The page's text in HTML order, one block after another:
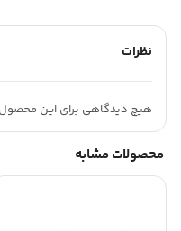
نظرات
هیچ دیدگاهی برای این
محصولات مشابه